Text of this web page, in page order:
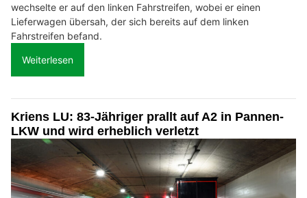
wechselte er auf den linken Fahrstreifen, wobei er einen
Lieferwagen übersah, der sich bereits auf dem linken
Fahrstreifen befand.
Weiterlesen
Kriens LU: 83-Jähriger prallt auf A2 in Pannen-
LKW und wird erheblich verletzt